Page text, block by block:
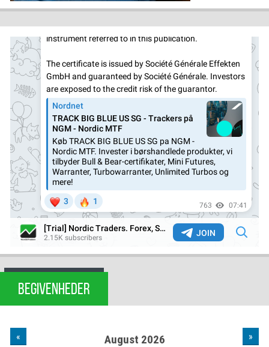
BEGIVENHEDER
« August 2026 »